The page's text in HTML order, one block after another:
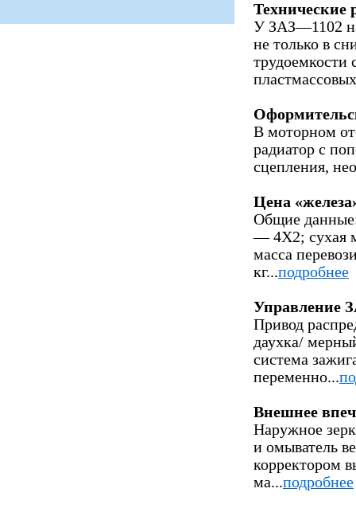
Технические
У ЗАЗ—1102
не только в
В моторном
радиатор с
сцепления,
Цена
Общие
— 4X2; сухая
масса
кг...подробнее
Управление
Привод
даухка/
система
переменно...
Внешнее
Наружное
и омыватель
корректором
ма...подробнее